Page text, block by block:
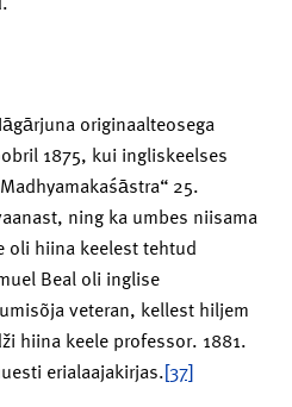
originaalteosega
1875, kui ingliskeelses
25.
ning ka umbes niisama
oli hiina keelest tehtud
Beal oli inglise
veteran, kellest hiljem
hiina keele professor. 1881.
erialaajakirjas.[37]